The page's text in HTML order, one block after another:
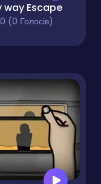
way Escape
0 (0 Голосів)